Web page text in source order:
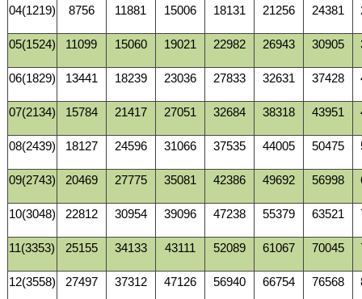
04(1219) 8756 11881 15006 18131 21256 24381
05(1524) 11099 15060 19021 22982 26943 30905
06(1829) 13441 18239 23036 27833 32631 37428
07(2134) 15784 21417 27051 32684 38318 43951
08(2439) 18127 24596 31066 37535 44005 50475
09(2743) 20469 27775 35081 42386 49692 56998
10(3048) 22812 30954 39096 47238 55379 63521
11(3353) 25155 34133 43111 52089 61067 70045
12(3558) 27497 37312 47126 56940 66754 76568